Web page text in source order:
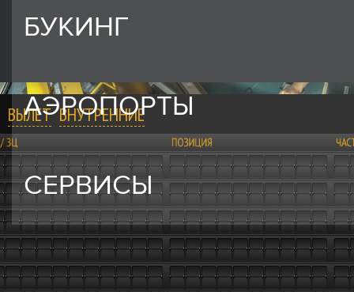
БУКИНГ
АЭРОПОРТЫ
СЕРВИСЫ
ВЫЛЕТ ВНУТРЕННИЕ